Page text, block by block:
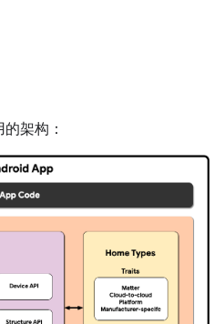
架构：